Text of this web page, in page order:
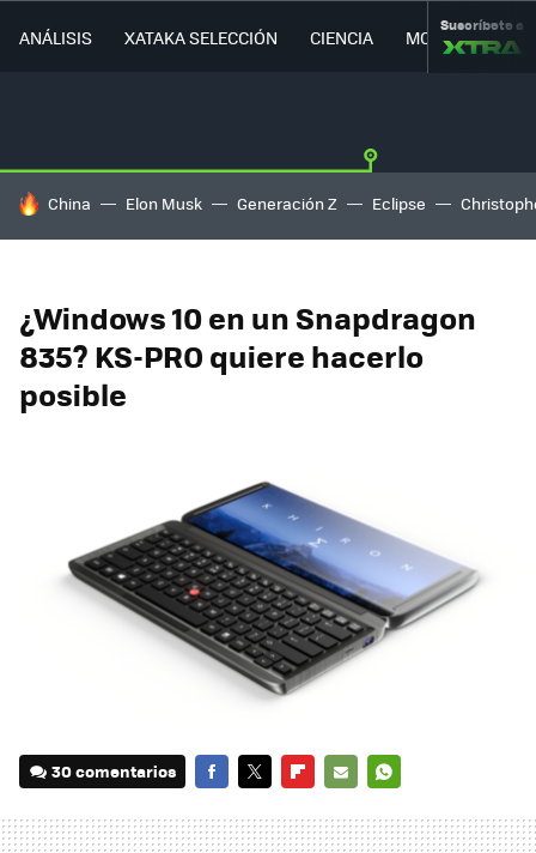
ANÁLISIS XATAKA SELECCIÓN CIENCIA MOVILIDAD
Suscríbete a
HOY SE HABLA DE
China Elon Musk Generación Z Eclipse
¿Windows 10 en un Snapdragon
835? KS-PRO quiere hacerlo
posible
30 comentarios
MAIL